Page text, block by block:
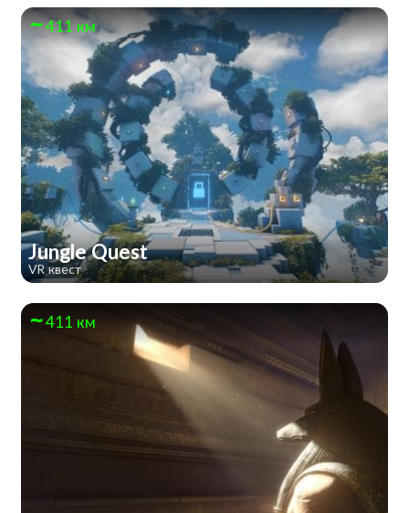
411 км
Jungle Quest
VR квест
411 км